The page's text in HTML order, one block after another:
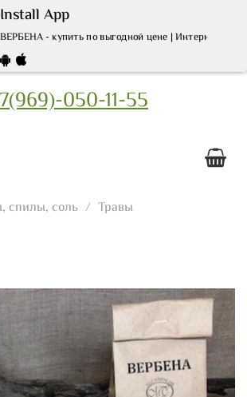
Install App
ВЕРБЕНА - купить по выгодной цене | Интернет
050-11-55
спилы, соль Травы